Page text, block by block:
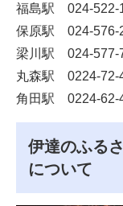
福島駅 024-522-
保原駅 024-576-
梁川駅 024-577-
丸森駅 0224-72-
角田駅 0224-62-
伊達のふる
について